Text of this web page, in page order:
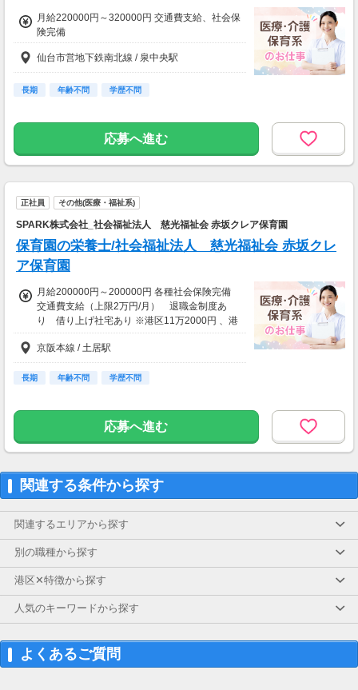
月給220000円～320000円 交通費支給、社会保
険完備
仙台市営地下鉄南北線 / 泉中央駅
長期 年齢不問 学歴不問
応募へ進む
正社員 その他(医療・福祉系)
SPARK株式会社_社会福祉法人 慈光福祉会 赤坂クレア保育園
保育園の栄養士/社会福祉法人 慈光福祉会 赤坂クレ
ア保育園
月給200000円～200000円 各種社会保険完備
交通費支給（上限2万円/月） 退職金制度あ
り 借り上げ社宅あり ※港区11万2000円 、港
区以外8万2000円
京阪本線 / 土居駅
長期 年齢不問 学歴不問
応募へ進む
関連する条件から探す
関連するエリアから探す
別の職種から探す
港区✕特徴から探す
人気のキーワードから探す
よくあるご質問